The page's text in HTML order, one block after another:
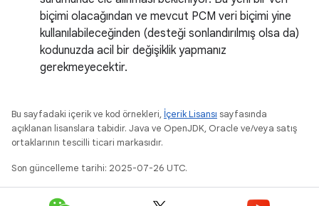
biçimi olacağından ve mevcut PCM veri biçimi yine
kullanılabileceğinden (desteği sonlandırılmış olsa da)
kodunuzda acil bir değişiklik yapmanız
gerekmeyecektir.
Bu sayfadaki içerik ve kod örnekleri, İçerik Lisansı sayfasında
açıklanan lisanslara tabidir. Java ve OpenJDK, Oracle ve/veya satış
ortaklarının tescilli ticari markasıdır.
Son güncelleme tarihi: 2025-07-26 UTC.